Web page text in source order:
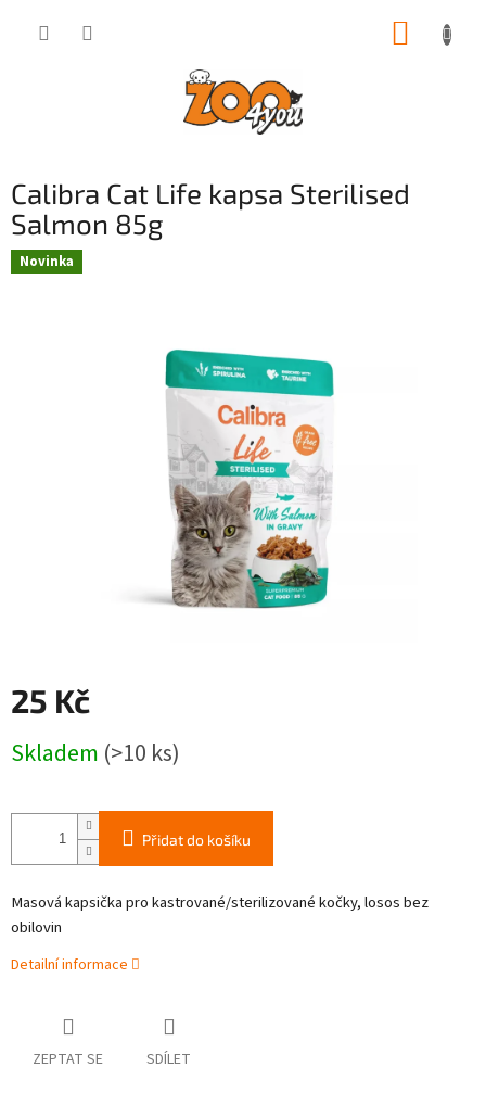
Calibra Cat Life kapsa Sterilised
Salmon 85g
Novinka
25 Kč
cena:
Skladem (>10 ks)
Přidat do košíku
Masová kapsička pro kastrované/ste­rilizované kočky, losos bez
obilovin
Detailní informace
ZEPTAT SE SDÍLET